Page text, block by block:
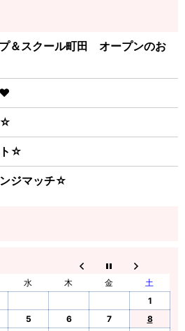
＆スクール町田 オープンのお
♥
☆
☆
ジマッチ☆
水 木 金
土
1
5 6 7
8